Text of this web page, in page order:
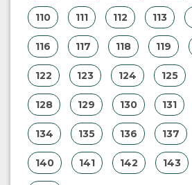
110 111 112 113
116 117 118 119
122 123 124 125
128 129 130 131
134 135 136 137
140 141 142 143